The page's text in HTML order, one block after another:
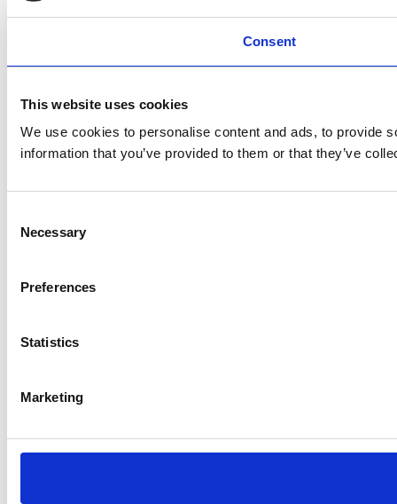
Consent
This website uses cookies
We use cookies to personalise content and ads, to provide
information that you’ve provided to them or that they’ve
Selection
Necessary
Preferences
Statistics
Marketing